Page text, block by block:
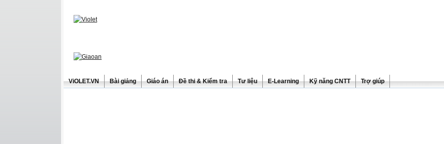
ViOLET.VN Bài giảng Giáo án Đề thi & Kiểm tra Tư liệu E-Learning Kỹ năng CNTT Trợ giúp